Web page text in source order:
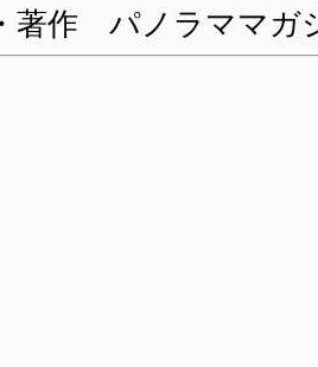
著作 パノラママガ